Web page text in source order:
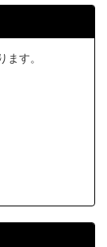
す。